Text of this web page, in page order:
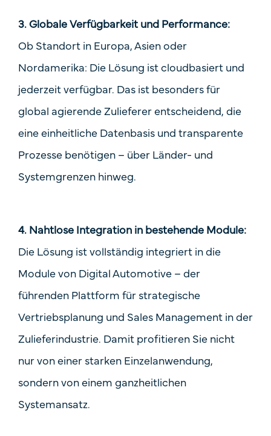
3. Globale Verfügbarkeit und Performance:
Ob Standort in Europa, Asien oder
Nordamerika: Die Lösung ist cloudbasiert und
jederzeit verfügbar. Das ist besonders für
global agierende Zulieferer entscheidend, die
eine einheitliche Datenbasis und transparente
Prozesse benötigen – über Länder- und
Systemgrenzen hinweg.
4. Nahtlose Integration in bestehende Module:
Die Lösung ist vollständig integriert in die
Module von Digital Automotive – der
führenden Plattform für strategische
Vertriebsplanung und Sales Management in der
Zulieferindustrie. Damit profitieren Sie nicht
nur von einer starken Einzelanwendung,
sondern von einem ganzheitlichen
Systemansatz.